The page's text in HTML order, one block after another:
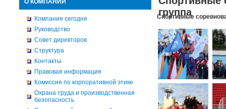
О КОМПАНИИ
Компания сегодня
Руководство
Совет директоров
Структура
Контакты
Правовая информация
Комиссия по корпоративной этике
Охрана труда и производственная
безопасность
группа
Спортивные